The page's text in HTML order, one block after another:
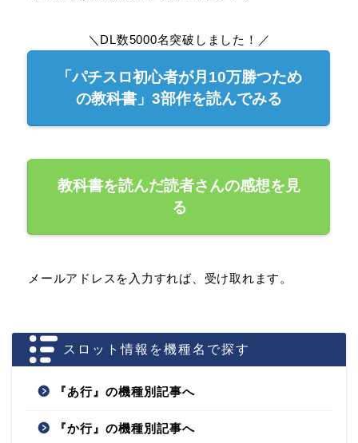
＼DL数5000名突破しました！／
「パチスロ初心者が月10万勝つため
の教科書」3部作を読んでみる
教科書を読んだ読者さんの感想を見
る
メールアドレスを入力すれば、受け取れます。
スロット情報を機種名で探す
『あ行』の機種別記事へ
『か行』の機種別記事へ